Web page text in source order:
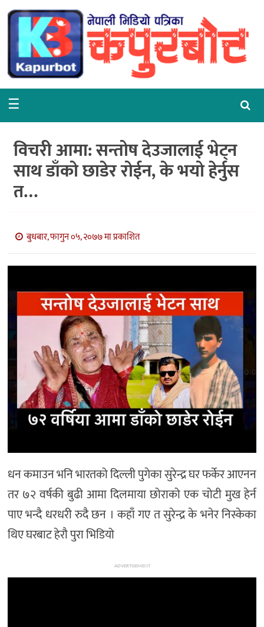
गृहपृष्ठ
समाचार
राजनीति
वरपर
शिक्षा
आर्थिक
अन्तर्वार्ता
मनोरञ्जन
खेल
प्रविधि
☰
विचरी आमा: सन्तोष देउजालाई भेट्न
साथ डाँको छाडेर रोईन, के भयो हेर्नुस
त…
बुधबार, फागुन ०५, २०७७ मा प्रकाशित
धन कमाउन भनि भारतको दिल्ली पुगेका सुरेन्द्र घर फर्केर आएनन
तर ७२ वर्षकी बुढी आमा दिलमाया छोराको एक चोटी मुख हेर्न
पाए भन्दै धरधरी रुदै छन । कहाँ गए त सुरेन्द्र के भनेर निस्केका
थिए घरबाट हेरौ पुरा भिडियो
ADVERTISEMENT